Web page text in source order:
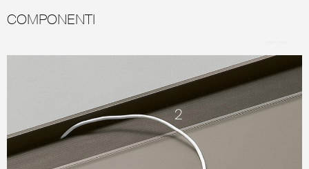
COMPONENTI